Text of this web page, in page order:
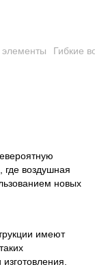
Гибкие
где воздушная
новых
имеют